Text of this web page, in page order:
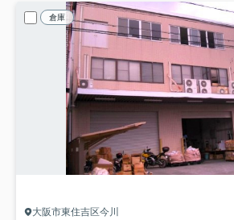
倉庫
大阪市東住吉区今川